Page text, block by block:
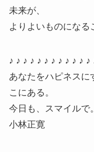
未来が、
よりよいものになる
♪ ♪ ♪ ♪ ♪ ♪ ♪ ♪ ♪ ♪ ♪ ♪
あなたをハピネスに
こにある。
今日も、スマイルで。
小林正寛